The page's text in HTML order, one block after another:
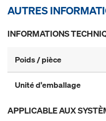
AUTRES
INFORMATIONS
Poids / pièce
Unité d'emballage
APPLICABLE AUX